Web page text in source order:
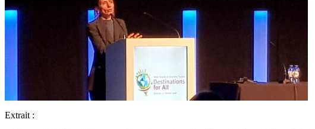
Extrait :